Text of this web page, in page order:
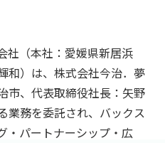
社（本社：愛媛県新居浜
和）は、株式会社今治．夢
市、代表取締役社長：矢野
業務を委託され、バックス
・パートナーシップ・広